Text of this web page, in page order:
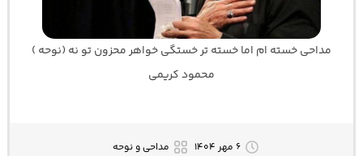
مداحی خسته ام اما خسته تر خستگی خواهر محزون تو نه (نوحه )
محمود کریمی
۶ مهر ۱۴۰۴ مداحی و نوحه